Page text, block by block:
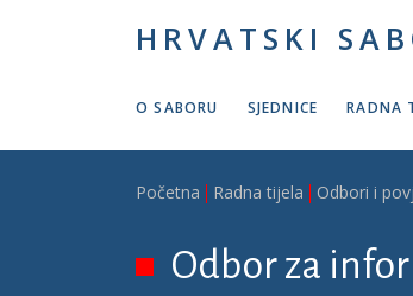
HRVATSKI
O SABORU SJEDNICE RADNA
Breadcrumb
Početna Radna tijela Odbori i
Odbor za